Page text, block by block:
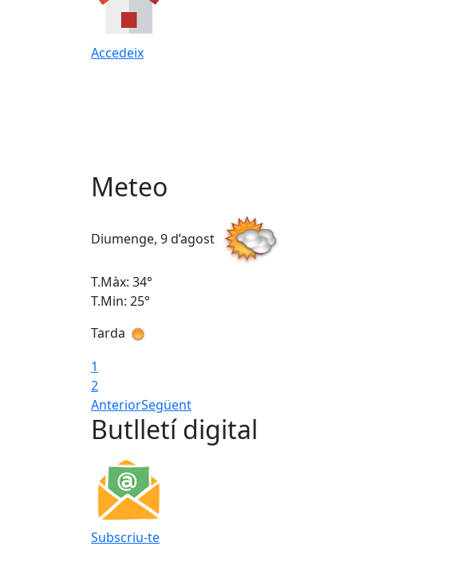
Accedeix
Meteo
Diumenge, 9 d’agost
T.Màx: 34°
T.Min: 25°
Tarda
1
2
AnteriorSegüent
Butlletí digital
Subscriu-te